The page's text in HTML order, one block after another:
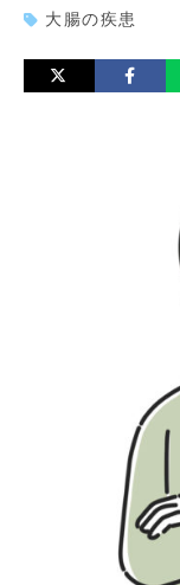
大腸の疾患